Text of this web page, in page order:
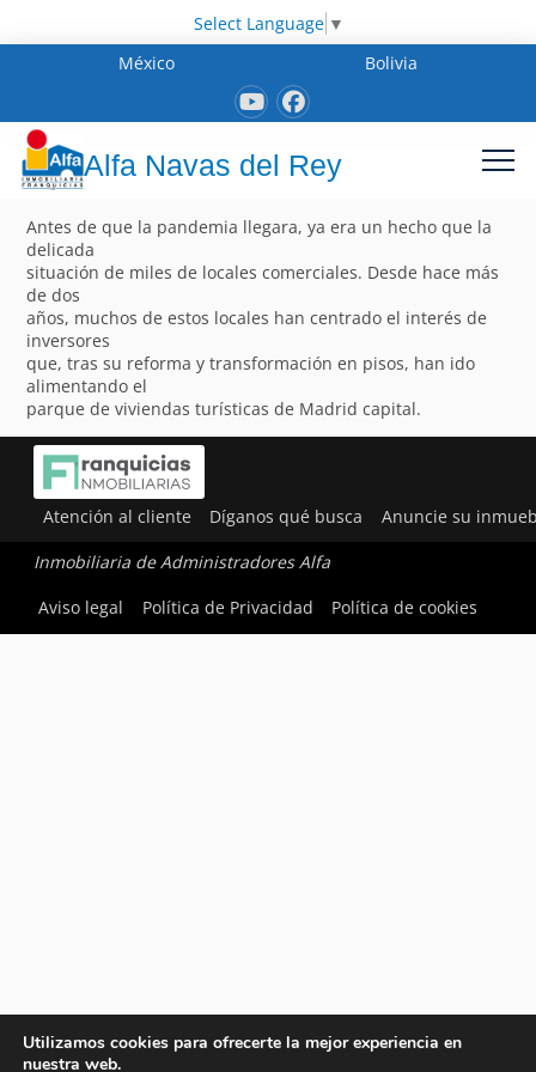
Select Language ▼
México
Bolivia
Alfa Navas del Rey
Antes de que la pandemia llegara, ya era un hecho que la
delicada
situación de miles de locales comerciales. Desde hace más
de dos
años, muchos de estos locales han centrado el interés de
inversores
que, tras su reforma y transformación en pisos, han ido
alimentando el
parque de viviendas turísticas de Madrid capital.
Atención al cliente Díganos qué busca Anuncie su
Inmobiliaria de Administradores Alfa
Aviso legal
Política de Privacidad Política de cookies
Utilizamos cookies para ofrecerte la mejor experiencia en
nuestra web.